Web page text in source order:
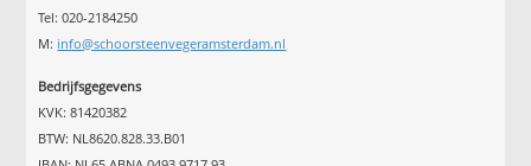
Tel: 020-2184250
M: info@schoorsteenvegeramsterdam.nl
Bedrijfsgegevens
KVK: 81420382
BTW: NL8620.828.33.B01